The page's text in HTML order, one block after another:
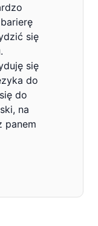
się
się
do
do
na
panem